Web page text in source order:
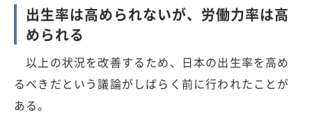
出生率は高められないが、労働力率は高
められる
以上の状況を改善するため、日本の出生率を高め
るべきだという議論がしばらく前に行われたことが
ある。